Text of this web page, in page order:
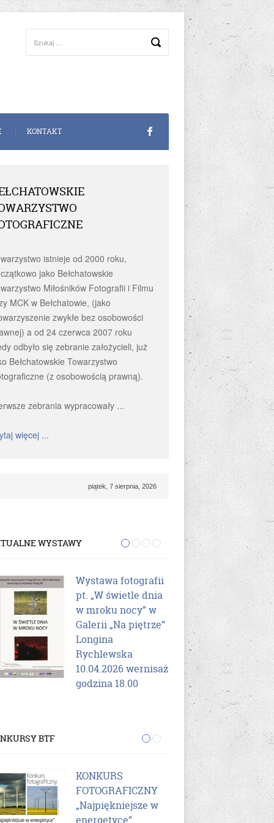
KONTAKT
BTF-u „Na Piętrze”
istnieje od 2000 roku,
jako Bełchatowskie
Miłośników Fotografii i Filmu
MCK w Bełchatowie, (jako
zwykłe bez osobowości
a od 24 czerwca 2007 roku
odbyło się zebranie założycieli, już
Bełchatowskie Towarzystwo
(z osobowością prawną).
zebrania wypracowały ...
więcej ...
piątek, 7 sierpnia, 2026
WYSTAWY
Wystawa fotografii
pt. „W świetle dnia
w mroku nocy” w
Galerii „Na piętrze”
Longina
Rychlewska
10.04.2026 wernisaż
godzina 18.00
BTF
KONKURS
FOTOGRAFICZNY
„Najpiękniejsze w
energetyce”.